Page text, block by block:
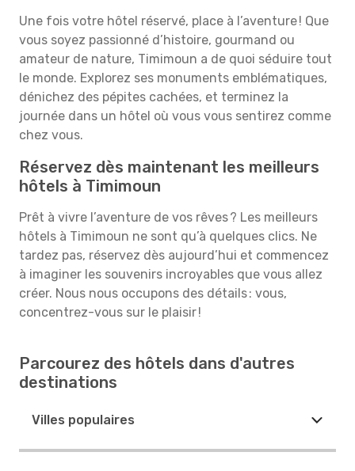
Une fois votre hôtel réservé, place à l’aventure ! Que
vous soyez passionné d’histoire, gourmand ou
amateur de nature, Timimoun a de quoi séduire tout
le monde. Explorez ses monuments emblématiques,
dénichez des pépites cachées, et terminez la
journée dans un hôtel où vous vous sentirez comme
chez vous.
Réservez dès maintenant les meilleurs
hôtels à Timimoun
Prêt à vivre l’aventure de vos rêves ? Les meilleurs
hôtels à Timimoun ne sont qu’à quelques clics. Ne
tardez pas, réservez dès aujourd’hui et commencez
à imaginer les souvenirs incroyables que vous allez
créer. Nous nous occupons des détails : vous,
concentrez-vous sur le plaisir !
Parcourez des hôtels dans d'autres
destinations
Villes populaires